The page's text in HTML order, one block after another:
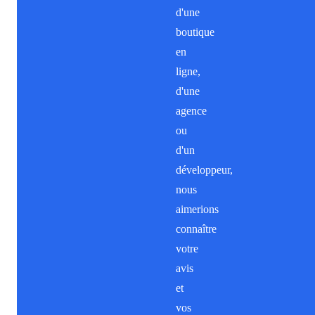
d'une
boutique
en
ligne,
d'une
agence
ou
d'un
développeur,
nous
aimerions
connaître
votre
avis
et
vos